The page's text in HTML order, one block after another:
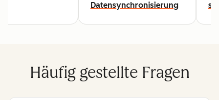
Datensynchronisierung
Häufig gestellte Fragen